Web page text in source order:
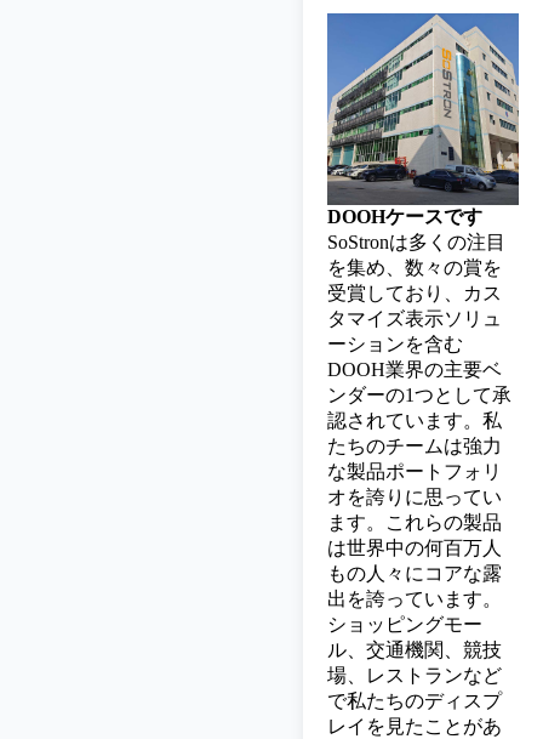
DOOHケースです
SoStronは多くの注目
を集め、数々の賞を
受賞しており、カス
タマイズ表示ソリュ
ーションを含む
DOOH業界の主要ベ
ンダーの1つとして承
認されています。私
たちのチームは強力
な製品ポートフォリ
オを誇りに思ってい
ます。これらの製品
は世界中の何百万人
もの人々にコアな露
出を誇っています。
ショッピングモー
ル、交通機関、競技
場、レストランなど
で私たちのディスプ
レイを見たことがあ